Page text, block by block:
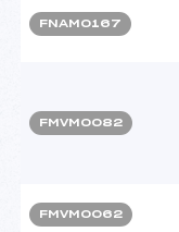
FNAM0167
FMVM0082
FMVM0062